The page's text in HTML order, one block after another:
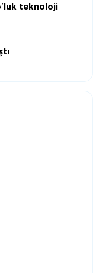
teknoloji